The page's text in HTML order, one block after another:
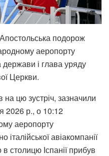
подорож
аеропорту
держави і глава уряду
Церкви.
цю зустріч, зазначили
2026 р., о 10:12
аеропорту
авіакомпанії
столицю Іспанії прибув